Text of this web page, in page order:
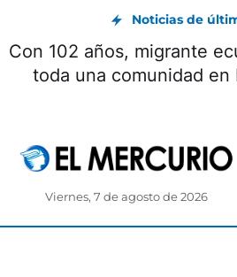
Noticias de
Encuentro con Milei
seis
Viernes, 7 de agosto de 2026